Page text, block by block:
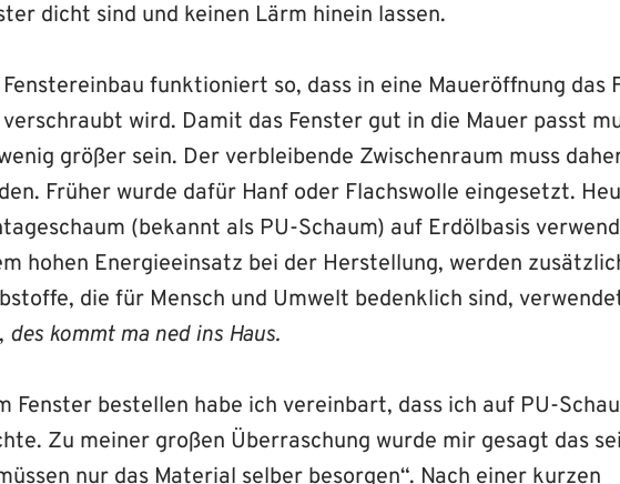
dicht sind und keinen Lärm hinein lassen.
funktioniert so, dass in eine Maueröffnung das
wird. Damit das Fenster gut in die Mauer passt
größer sein. Der verbleibende Zwischenraum muss
Früher wurde dafür Hanf oder Flachswolle eingesetzt.
(bekannt als PU-Schaum) auf Erdölbasis
hohen Energieeinsatz bei der Herstellung, werden
die für Mensch und Umwelt bedenklich sind,
des kommt ma ned ins Haus.
Fenster bestellen habe ich vereinbart, dass ich auf PU-
Zu meiner großen Überraschung wurde mir gesagt das
nur das Material selber besorgen“. Nach einer kurzen